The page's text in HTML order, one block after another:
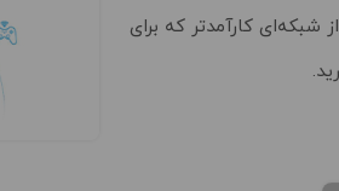
شبکه‌ای کارآمدتر که برای